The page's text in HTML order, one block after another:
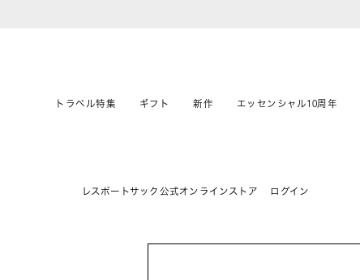
トラベル特集 ギフト 新作 エッセンシャル10周年
レスポートサック公式オンラインストア ログイン